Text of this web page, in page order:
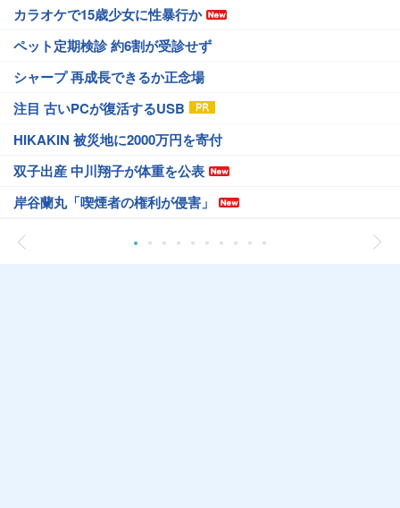
カラオケで15歳少女に性暴行か
ペット定期検診 約6割が受診せず
シャープ 再成長できるか正念場
注目 古いPCが復活するUSB
HIKAKIN 被災地に2000万円を寄付
双子出産 中川翔子が体重を公表
岸谷蘭丸「喫煙者の権利が侵害」